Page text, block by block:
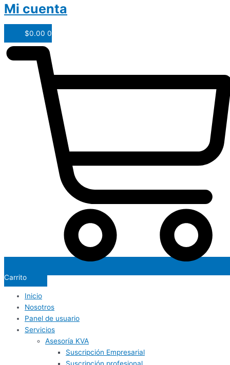
Mi cuenta
$0.00 0
Carrito
Inicio
Nosotros
Panel de usuario
Servicios
Asesoría KVA
Suscripción Empresarial